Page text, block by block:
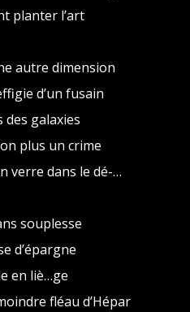
planter l’art
autre dimension
d’un fusain
des galaxies
plus un crime
verre dans le dé-…
souplesse
d’épargne
en liè…ge
fléau d’Hépar